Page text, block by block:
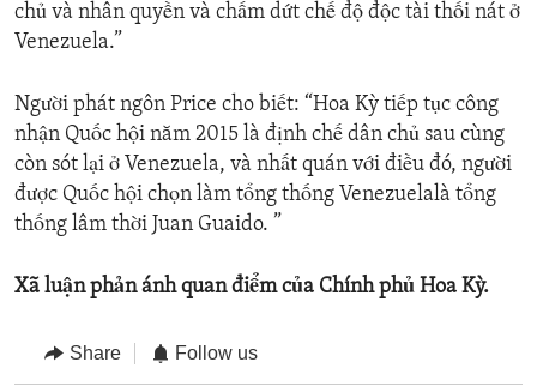
chủ và nhân quyền và chấm dứt chế độ độc tài thối nát ở
Venezuela.”
Người phát ngôn Price cho biết: “Hoa Kỳ tiếp tục công
nhận Quốc hội năm 2015 là định chế dân chủ sau cùng
còn sót lại ở Venezuela, và nhất quán với điều đó, người
được Quốc hội chọn làm tổng thống Venezuelalà tổng
thống lâm thời Juan Guaido. ”
Xã luận phản ánh quan điểm của Chính phủ Hoa Kỳ.
Share Follow us